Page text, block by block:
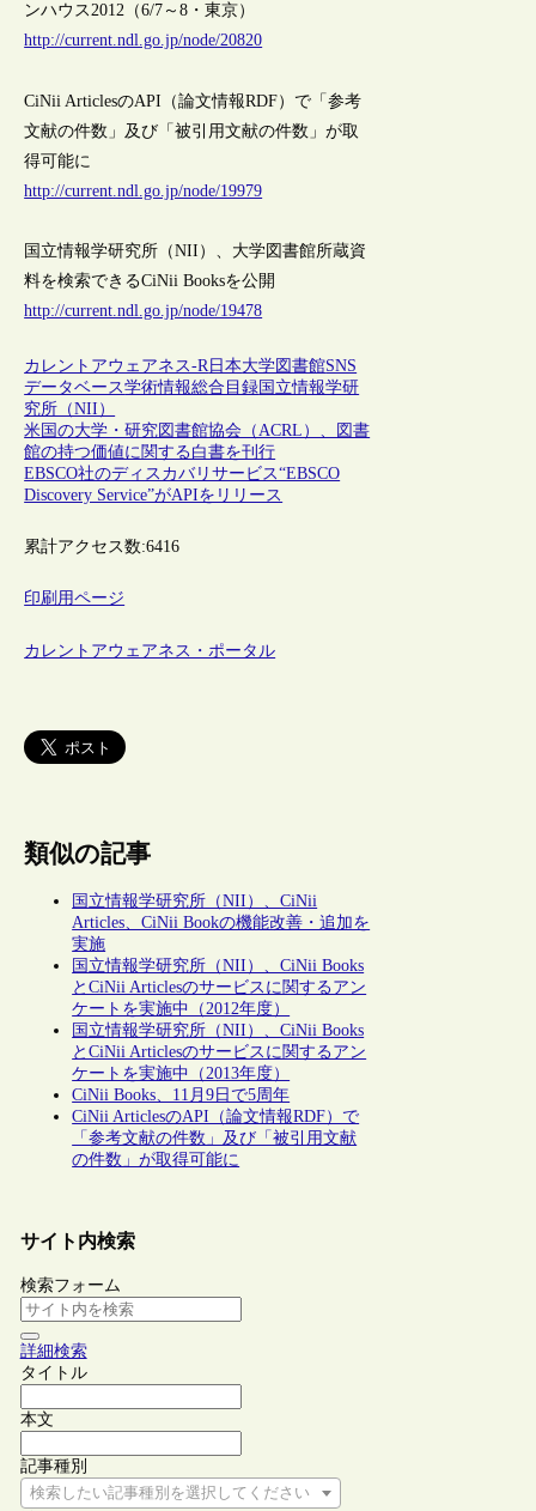
ンハウス2012（6/7～8・東京）
http://current.ndl.go.jp/node/20820
CiNii ArticlesのAPI（論文情報RDF）で「参考
文献の件数」及び「被引用文献の件数」が取
得可能に
http://current.ndl.go.jp/node/19979
国立情報学研究所（NII）、大学図書館所蔵資
料を検索できるCiNii Booksを公開
http://current.ndl.go.jp/node/19478
カレントアウェアネス-R日本大学図書館SNS
データベース学術情報総合目録国立情報学研
究所（NII）
米国の大学・研究図書館協会（ACRL）、図書
館の持つ価値に関する白書を刊行
EBSCO社のディスカバリサービス“EBSCO
Discovery Service”がAPIをリリース
累計アクセス数:6416
印刷用ページ
カレントアウェアネス・ポータル
類似の記事
国立情報学研究所（NII）、CiNii
Articles、CiNii Bookの機能改善・追加を
実施
国立情報学研究所（NII）、CiNii Books
とCiNii Articlesのサービスに関するアン
ケートを実施中（2012年度）
国立情報学研究所（NII）、CiNii Books
とCiNii Articlesのサービスに関するアン
ケートを実施中（2013年度）
CiNii Books、11月9日で5周年
CiNii ArticlesのAPI（論文情報RDF）で
「参考文献の件数」及び「被引用文献
の件数」が取得可能に
サイト内検索
検索フォーム
詳細検索
タイトル
本文
記事種別
検索したい記事種別を選択してください